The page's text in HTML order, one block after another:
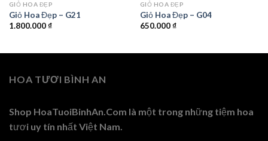
GIỎ HOA ĐẸP
Giỏ Hoa Đẹp – G21
1.800.000₫
GIỎ HOA ĐẸP
Giỏ Hoa Đẹp – G04
650.000₫
HOA TƯƠI BÌNH AN
Shop HoaTuoiBinhAn.Com là một trong những tiệm hoa
tươi uy tín nhất Việt Nam.